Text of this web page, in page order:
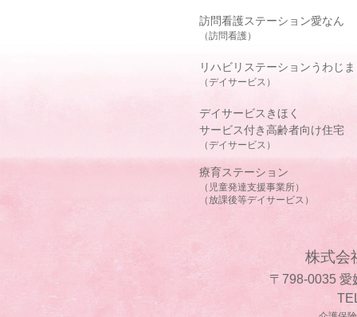
訪問看護ステーション愛なん
（訪問看護）
リハビリステーションうわじま
（デイサービス）
デイサービスきほく
サービス付き高齢者向け住宅
（デイサービス）
療育ステーション
（児童発達支援事業所）
（放課後等デイサービス）
株式会
〒798-0035 愛